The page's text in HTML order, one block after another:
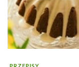
PRZEPISY